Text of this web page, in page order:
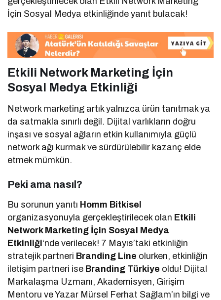
İçin Sosyal Medya etkinliğinde yanıt bulacak!
Etkili Network Marketing İçin
Sosyal Medya Etkinliği
Network marketing artık yalnızca ürün tanıtmak ya
da satmakla sınırlı değil. Dijital varlıkların doğru
inşası ve sosyal ağların etkin kullanımıyla güçlü
network ağı kurmak ve sürdürülebilir kazanç elde
etmek mümkün.
Peki ama nasıl?
Bu sorunun yanıtı Homm Bitkisel
organizasyonuyla gerçekleştirilecek olan Etkili
Network Marketing İçin Sosyal Medya
Etkinliği‘nde verilecek! 7 Mayıs’taki etkinliğin
stratejik partneri Branding Line olurken, etkinliğin
iletişim partneri ise Branding Türkiye oldu! Dijital
Markalaşma Uzmanı, Akademisyen, Girişim
Mentoru ve Yazar Mürsel Ferhat Sağlam’ın bilgi ve